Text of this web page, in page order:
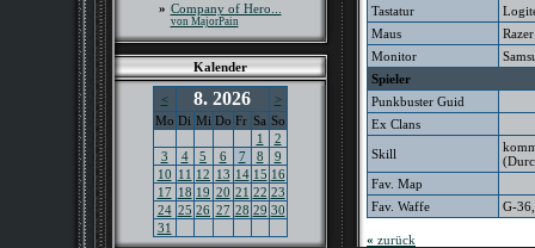
» Company of Hero...
von MajorPain
Kalender
< 8. 2026
>
Mo Di Mi Do Fr Sa So
1
2
3
4 5 6 7 8
9
10 11 12 13 14 15 16
17 18 19 20 21 22 23
24 25 26 27 28 29 30
31
Tastatur
Maus
Monitor
Spieler
Punkbuster Guid
Ex Clans
Skill
Fav. Map
Fav. Waffe
G-
« zurück